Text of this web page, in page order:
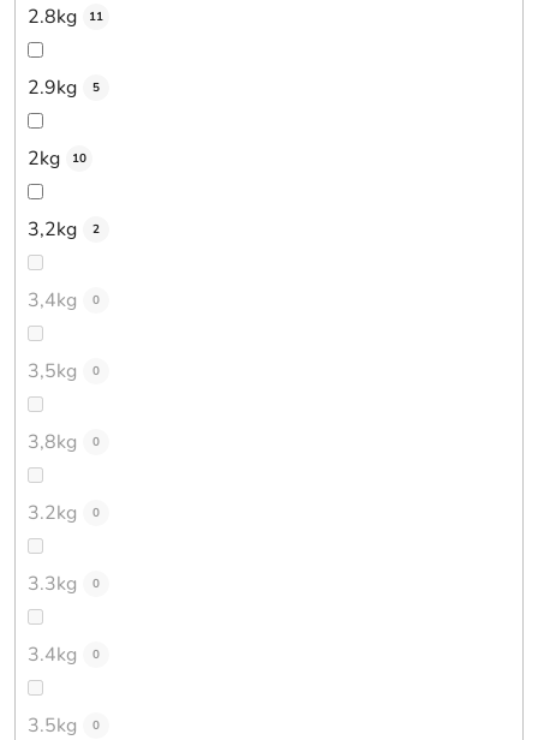
2.8kg 11
2.9kg 5
2kg 10
3,2kg 2
3,4kg 0
3,5kg 0
3,8kg 0
3.2kg 0
3.3kg 0
3.4kg 0
3.5kg 0